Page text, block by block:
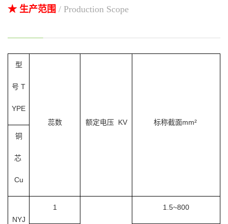
★ 生产范围 / Production Scope
型
号 T
YPE
蕊数
额定电压 KV 标称截面mm²
铜
芯
Cu
NYJ
1 1.5~800